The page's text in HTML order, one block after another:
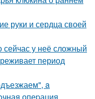
руки и сердца своей
сейчас у неё сложный
период
a